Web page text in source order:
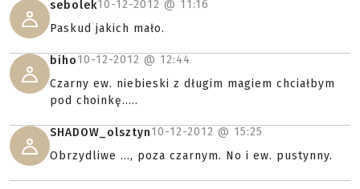
sebolek10-12-2012 @ 11:16
Paskud jakich mało.
biho10-12-2012 @ 12:44
Czarny ew. niebieski z długim magiem chciałbym
pod choinkę.....
SHADOW_olsztyn10-12-2012 @ 15:25
Obrzydliwe ..., poza czarnym. No i ew. pustynny.